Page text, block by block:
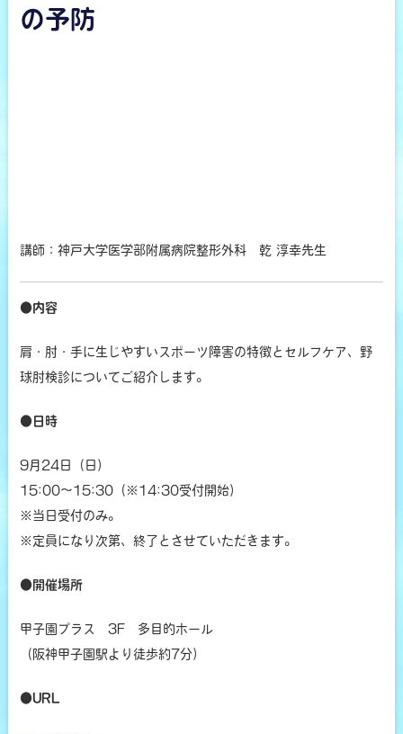
の予防
講師：神戸大学医学部附属病院整形外科 乾 淳幸先生
●内容
肩・肘・手に生じやすいスポーツ障害の特徴とセルフケア、野
球肘検診についてご紹介します。
●日時
9月24日（日）
15:00～15:30（※14:30受付開始）
※当日受付のみ。
※定員になり次第、終了とさせていただきます。
●開催場所
甲子園プラス 3F 多目的ホール
（阪神甲子園駅より徒歩約7分）
●URL